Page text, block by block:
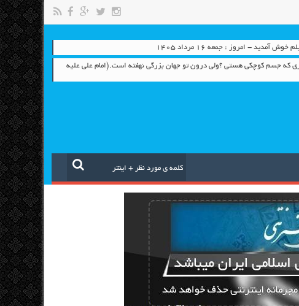
آمدید - امروز : جمعه ۱۶ مرداد ۱۴۰۵
که جسم کوچکی هستی ؟ولی درون تو جهان بزرگی نهفته است.(امام علی علیه